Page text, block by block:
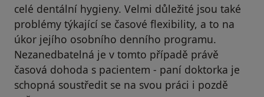
celé dentální hygieny. Velmi důležité jsou také
problémy týkající se časové flexibility, a to na
úkor jejího osobního denního programu.
Nezanedbatelná je v tomto případě právě
časová dohoda s pacientem - paní doktorka je
schopná soustředit se na svou práci i pozdě